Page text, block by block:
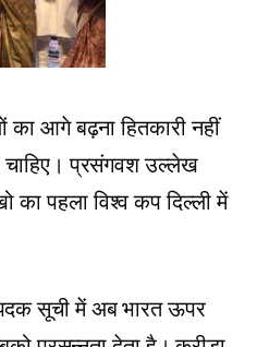
आगे बढ़ना हितकारी नहीं
प्रसंगवश उल्लेख
पहला विश्व कप दिल्ली में
सूची में अब भारत ऊपर